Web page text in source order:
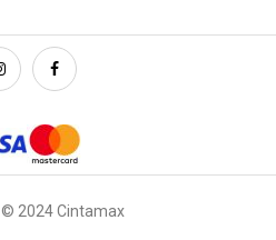
2024 Cintamax